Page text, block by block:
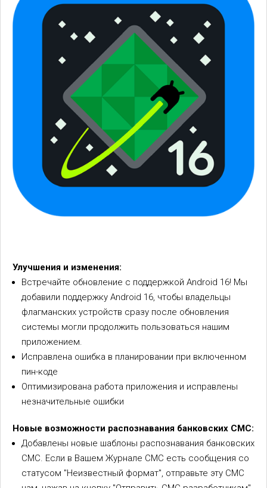
Улучшения и изменения:
Встречайте обновление с поддержкой Android 16! Мы
добавили поддержку Android 16, чтобы владельцы
флагманских устройств сразу после обновления
системы могли продолжить пользоваться нашим
приложением.
Исправлена ошибка в планировании при включенном
пин-коде
Оптимизирована работа приложения и исправлены
незначительные ошибки
Новые возможности распознавания банковских СМС:
Добавлены новые шаблоны распознавания банковских
СМС. Если в Вашем Журнале СМС есть сообщения со
статусом "Неизвестный формат", отправьте эту СМС